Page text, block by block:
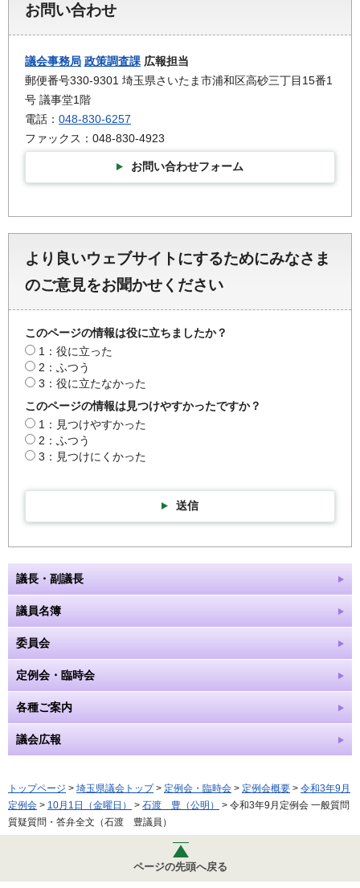
お問い合わせ
議会事務局 政策調査課 広報担当
郵便番号330-9301 埼玉県さいたま市浦和区高砂三丁目15番1
号 議事堂1階
電話： 048-830-6257
ファックス：048-830-4923
お問い合わせフォーム
より良いウェブサイトにするためにみなさま
のご意見をお聞かせください
このページの情報は役に立ちましたか？
1：役に立った
2：ふつう
3：役に立たなかった
このページの情報は見つけやすかったですか？
1：見つけやすかった
2：ふつう
3：見つけにくかった
送信
議長・副議長
議員名簿
委員会
定例会・臨時会
各種ご案内
議会広報
トップページ > 埼玉県議会トップ> 定例会・臨時会 > 定例会概要 > 令和3年9月
定例会 > 10月1日（金曜日） > 石渡 豊（公明）
> 令和3年9月定例会 一般質問
質疑質問・答弁全文（石渡 豊議員）
ページの先頭へ戻る